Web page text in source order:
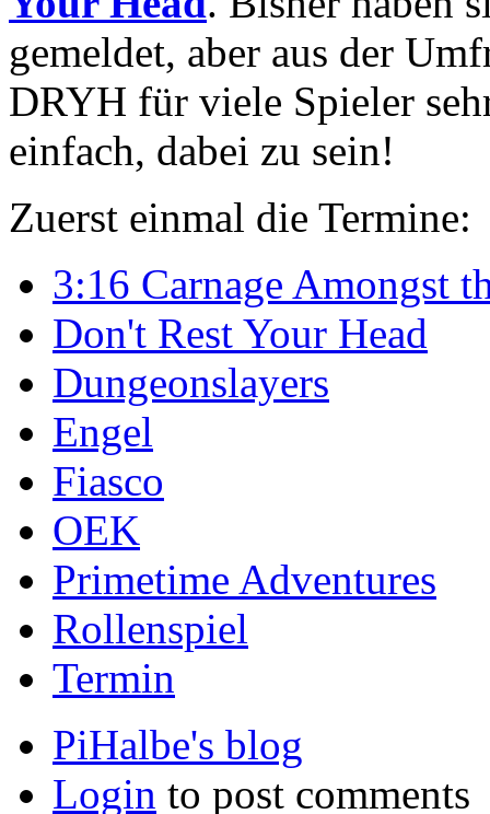
gemeldet, aber aus der
DRYH für viele Spieler
einfach, dabei zu sein!
Zuerst einmal die Termine:
3:16 Carnage Amongst
Don't Rest Your Head
Dungeonslayers
Engel
Fiasco
OEK
Primetime Adventures
Rollenspiel
Termin
PiHalbe's blog
Login to post comments